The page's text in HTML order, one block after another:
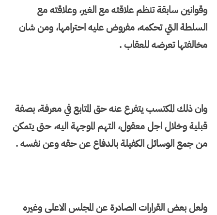
وقوانين سابقة تنظم علاقته مع الغير، وعلاقته مع
السلطة التي تحكمه، مفروض عليه احترامها، ومن شان
مخالفتها تعرضه للعقاب .
وان ذلك المكتسب يتفرع عنه حق المتابع في معرفة، بصفة
قبلية وخلال اجل معقول، التهم الموجهة اليه، حتى يتمكن
من جمع الوسائل الكفيلة بالدفاع عن حقه وعن نفسه .
ولعل بعض القرارات الصادرة عن المجلس الاعلى وغيره